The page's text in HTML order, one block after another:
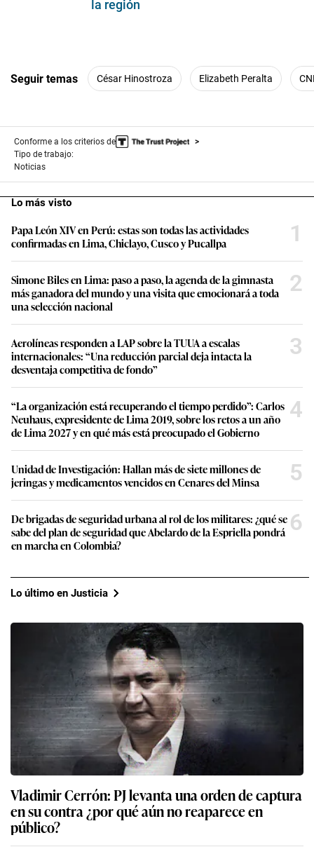
la región
Seguir temas César Hinostroza Elizabeth Peralta
Conforme a los criterios de
Tipo de trabajo:
Noticias
Lo más visto
Papa León XIV en Perú: estas son todas las actividades
confirmadas en Lima, Chiclayo, Cusco y Pucallpa
1
Simone Biles en Lima: paso a paso, la agenda de la gimnasta
más ganadora del mundo y una visita que emocionará a toda
una selección nacional
2
Aerolíneas responden a LAP sobre la TUUA a escalas
internacionales: “Una reducción parcial deja intacta la
desventaja competitiva de fondo”
3
“La organización está recuperando el tiempo perdido”: Carlos
Neuhaus, expresidente de Lima 2019, sobre los retos a un año
de Lima 2027 y en qué más está preocupado el Gobierno
4
Unidad de Investigación: Hallan más de siete millones de
jeringas y medicamentos vencidos en Cenares del Minsa
5
De brigadas de seguridad urbana al rol de los militares: ¿qué se
sabe del plan de seguridad que Abelardo de la Espriella pondrá
en marcha en Colombia?
6
Lo último en Justicia
Vladimir Cerrón: PJ levanta una orden de captura
en su contra ¿por qué aún no reaparece en
público?